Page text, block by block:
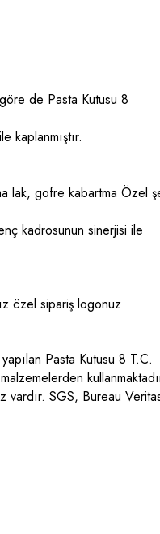
de Pasta Kutusu 8
kaplanmıştır.
lak, gofre kabartma Özel
kadrosunun sinerjisi ile
özel sipariş logonuz
Pasta Kutusu 8 T.C.
vardır. SGS, Bureau